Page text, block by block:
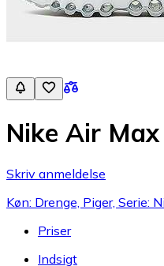
Nike Air
Skriv anmeldelse
Køn: Drenge, Piger, Serie:
Priser
Indsigt